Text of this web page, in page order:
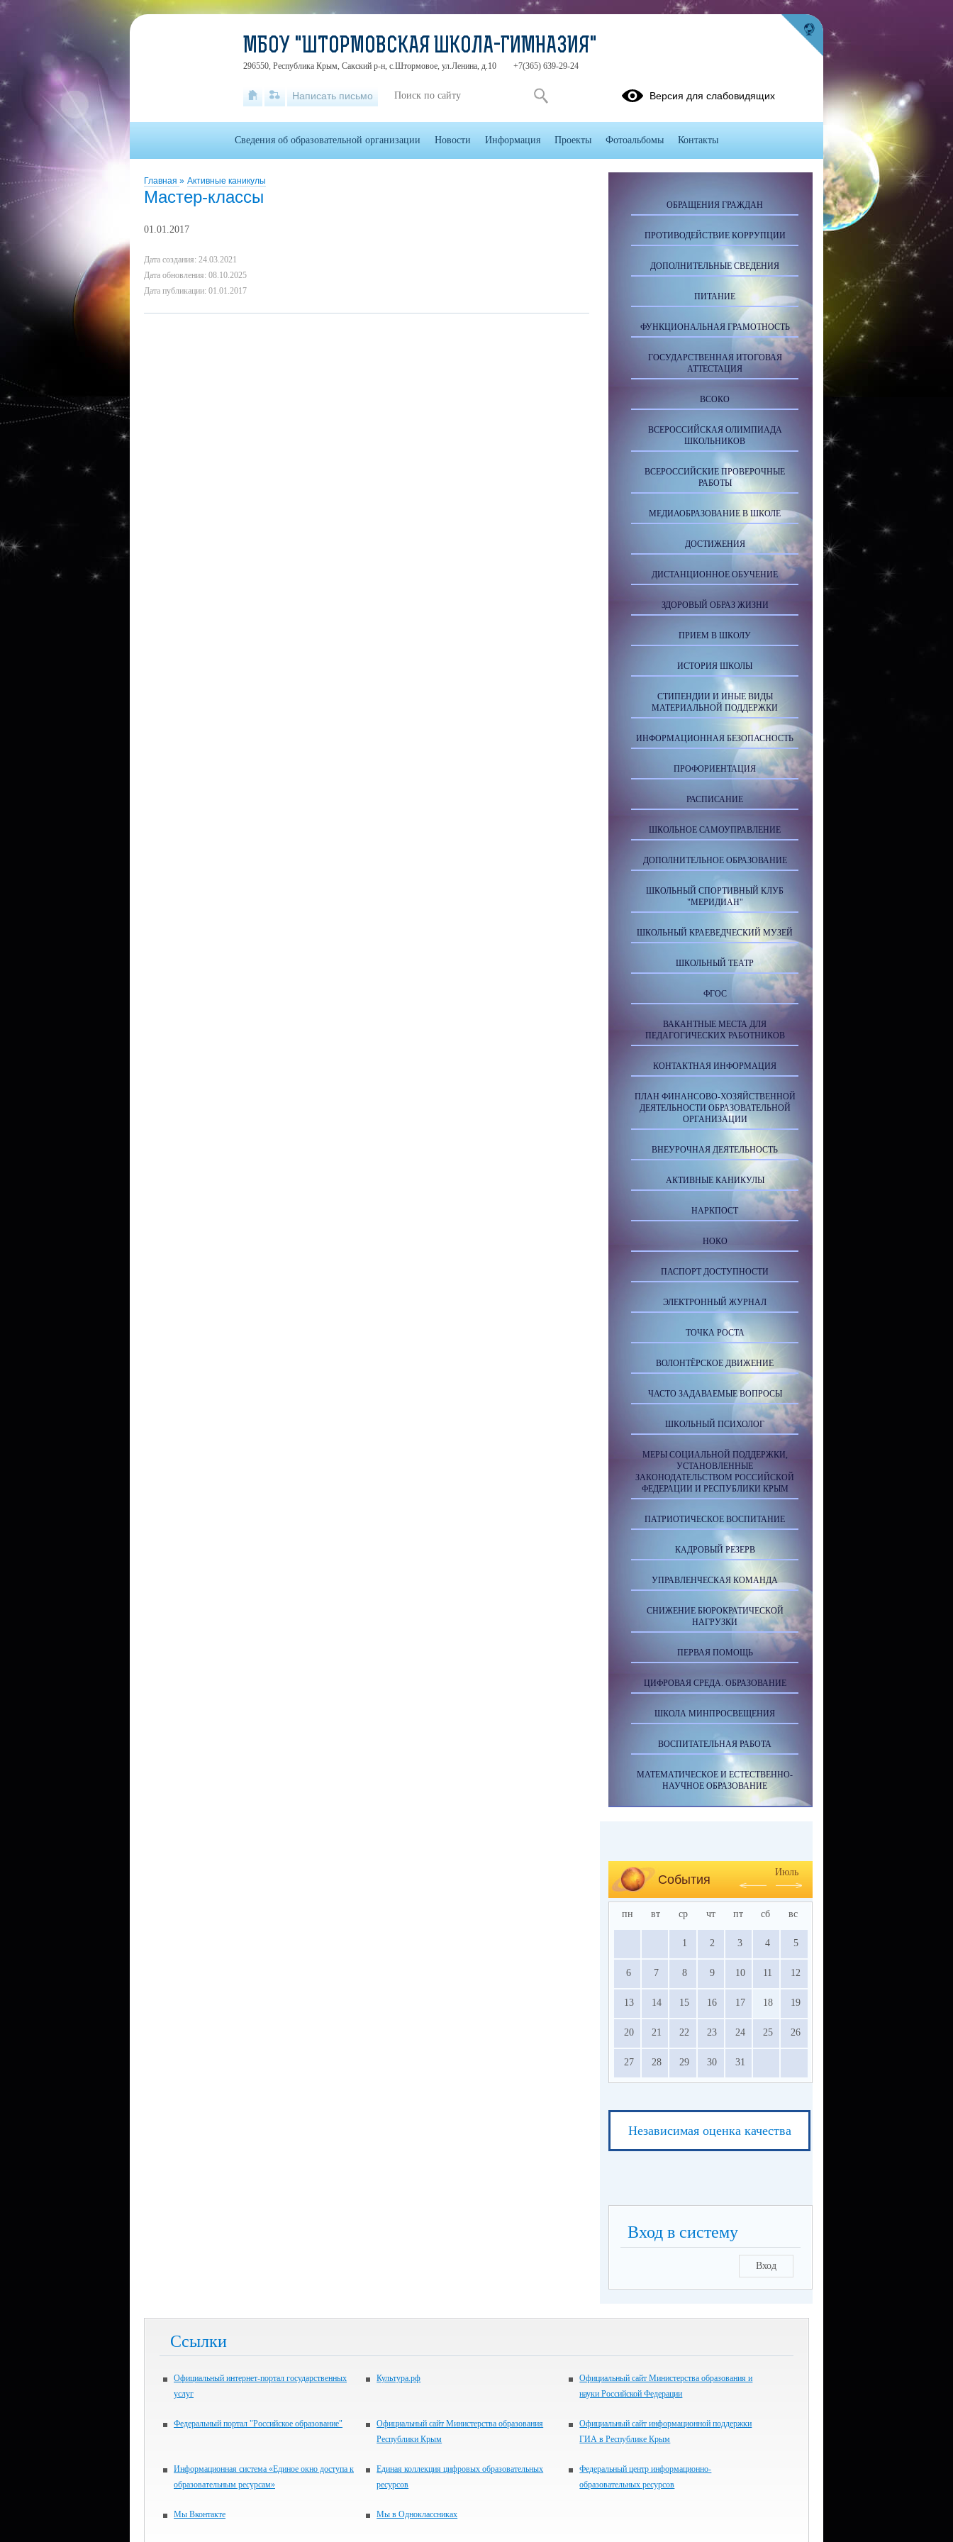
Главная » Активные каникулы
Мастер-классы
01.01.2017
Дата создания: 24.03.2021
Дата обновления: 08.10.2025
Дата публикации: 01.01.2017
ОБРАЩЕНИЯ ГРАЖДАН
ПРОТИВОДЕЙСТВИЕ КОРРУПЦИИ
ДОПОЛНИТЕЛЬНЫЕ СВЕДЕНИЯ
ПИТАНИЕ
ФУНКЦИОНАЛЬНАЯ ГРАМОТНОСТЬ
ГОСУДАРСТВЕННАЯ ИТОГОВАЯ
АТТЕСТАЦИЯ
ВСОКО
ВСЕРОССИЙСКАЯ ОЛИМПИАДА
ШКОЛЬНИКОВ
ВСЕРОССИЙСКИЕ ПРОВЕРОЧНЫЕ
РАБОТЫ
МЕДИАОБРАЗОВАНИЕ В ШКОЛЕ
ДОСТИЖЕНИЯ
ДИСТАНЦИОННОЕ ОБУЧЕНИЕ
ЗДОРОВЫЙ ОБРАЗ ЖИЗНИ
ПРИЕМ В ШКОЛУ
ИСТОРИЯ ШКОЛЫ
СТИПЕНДИИ И ИНЫЕ ВИДЫ
МАТЕРИАЛЬНОЙ ПОДДЕРЖКИ
ИНФОРМАЦИОННАЯ БЕЗОПАСНОСТЬ
ПРОФОРИЕНТАЦИЯ
РАСПИСАНИЕ
ШКОЛЬНОЕ САМОУПРАВЛЕНИЕ
ДОПОЛНИТЕЛЬНОЕ ОБРАЗОВАНИЕ
ШКОЛЬНЫЙ СПОРТИВНЫЙ КЛУБ
"МЕРИДИАН"
ШКОЛЬНЫЙ КРАЕВЕДЧЕСКИЙ МУЗЕЙ
ШКОЛЬНЫЙ ТЕАТР
ФГОС
ВАКАНТНЫЕ МЕСТА ДЛЯ
ПЕДАГОГИЧЕСКИХ РАБОТНИКОВ
КОНТАКТНАЯ ИНФОРМАЦИЯ
ПЛАН ФИНАНСОВО-ХОЗЯЙСТВЕННОЙ
ДЕЯТЕЛЬНОСТИ ОБРАЗОВАТЕЛЬНОЙ
ОРГАНИЗАЦИИ
ВНЕУРОЧНАЯ ДЕЯТЕЛЬНОСТЬ
АКТИВНЫЕ КАНИКУЛЫ
НАРКПОСТ
НОКО
ПАСПОРТ ДОСТУПНОСТИ
ЭЛЕКТРОННЫЙ ЖУРНАЛ
ТОЧКА РОСТА
ВОЛОНТЁРСКОЕ ДВИЖЕНИЕ
ЧАСТО ЗАДАВАЕМЫЕ ВОПРОСЫ
ШКОЛЬНЫЙ ПСИХОЛОГ
МЕРЫ СОЦИАЛЬНОЙ ПОДДЕРЖКИ,
УСТАНОВЛЕННЫЕ
ЗАКОНОДАТЕЛЬСТВОМ РОССИЙСКОЙ
ФЕДЕРАЦИИ И РЕСПУБЛИКИ КРЫМ
ПАТРИОТИЧЕСКОЕ ВОСПИТАНИЕ
КАДРОВЫЙ РЕЗЕРВ
УПРАВЛЕНЧЕСКАЯ КОМАНДА
СНИЖЕНИЕ БЮРОКРАТИЧЕСКОЙ
НАГРУЗКИ
ПЕРВАЯ ПОМОЩЬ
ЦИФРОВАЯ СРЕДА. ОБРАЗОВАНИЕ
ШКОЛА МИНПРОСВЕЩЕНИЯ
ВОСПИТАТЕЛЬНАЯ РАБОТА
МАТЕМАТИЧЕСКОЕ И ЕСТЕСТВЕННО-
НАУЧНОЕ ОБРАЗОВАНИЕ
События
Июль
пн вт ср чт пт сб вс
1 2 3 4 5
6 7 8 9 10 11 12
13 14 15 16 17 18 19
20 21 22 23 24 25 26
27 28 29 30 31
Независимая оценка качества
Вход в систему
Вход
Ссылки
Официальный интернет-портал государственных
услуг
Культура.рф
Официальный сайт Министерства образования и
науки Российской Федерации
Федеральный портал "Российское образование"
Официальный сайт Министерства образования
Республики Крым
Официальный сайт информационной поддержки
ГИА в Республике Крым
Информационная система «Единое окно доступа к
образовательным ресурсам»
Единая коллекция цифровых образовательных
ресурсов
Федеральный центр информационно-
образовательных ресурсов
Мы Вконтакте Мы в Одноклассниках
МБОУ "ШТОРМОВСКАЯ ШКОЛА-ГИМНАЗИЯ"
296550, Республика Крым, Сакский р-н, с.Штормовое, ул.Ленина, д.10 +7(365) 639-29-24
Написать письмо Версия для слабовидящих
Сведения об образовательной организации Новости Информация Проекты Фотоальбомы Контакты